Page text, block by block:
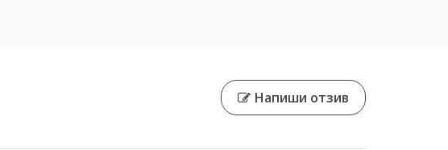
Напиши отзив